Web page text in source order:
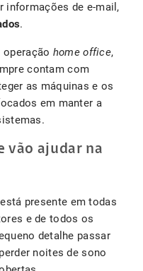
informações de e-mail,
.
operação home office,
contam com
as máquinas e os
em manter a
vão ajudar na
está presente em todas
e de todos os
detalhe passar
noites de sono